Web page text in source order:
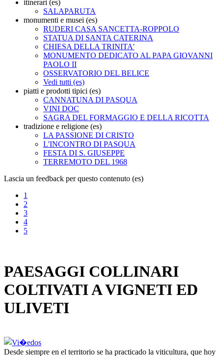
itinerari (es)
SALAPARUTA
monumenti e musei (es)
RUDERI CASA SANCETTA-ROPPOLO
STATUA DI SANTA CATERINA
CHIESA DELLA TRINITA'
MONUMENTO DEDICATO AL PAPA GIOVANNI
PAOLO II
OSSERVATORIO DEL BELICE
Vedi tutti (es)
piatti e prodotti tipici (es)
CANNATUNA DI PASQUA
VINI DOC
SAGRA DEL FORMAGGIO E DELLA RICOTTA
tradizione e religione (es)
LA PASSIONE DI CRISTO
L'INCONTRO DI PASQUA
FESTA DI S. GIUSEPPE
TERREMOTO DEL 1968
Lascia un feedback per questo contenuto (es)
1
2
3
4
5
PAESAGGI COLLINARI
COLTIVATI A VIGNETI ED
ULIVETI
Desde siempre en el territorio se ha practicado la viticultura, que hoy